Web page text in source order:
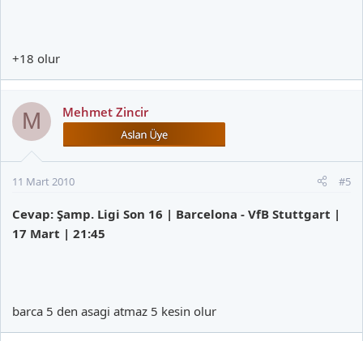
+18 olur
M Mehmet Zincir
11 Mart 2010 #5
Cevap: Şamp. Ligi Son 16 | Barcelona - VfB Stuttgart |
17 Mart | 21:45
barca 5 den asagi atmaz 5 kesin olur